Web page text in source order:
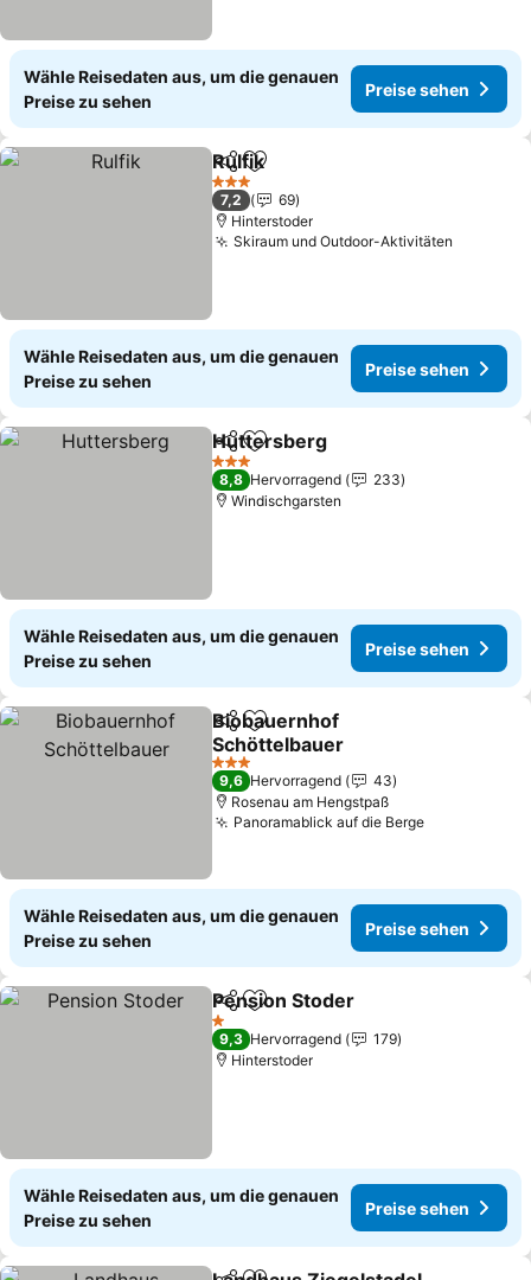
Wähle Reisedaten aus, um die genauen
Preise zu sehen
Preise sehen
TeilenZu Favoriten hinzufügen
Rulfik
3 Sterne
7,2
69
Hinterstoder
Skiraum und Outdoor-Aktivitäten
Wähle Reisedaten aus, um die genauen
Preise zu sehen
Preise sehen
TeilenZu Favoriten hinzufügen
Huttersberg
3 Sterne
8,8 Hervorragend
233
Windischgarsten
Wähle Reisedaten aus, um die genauen
Preise zu sehen
Preise sehen
TeilenZu Favoriten hinzufügen
Biobauernhof
Schöttelbauer
Preise sehen
3 Sterne
9,6 Hervorragend
43
Rosenau am Hengstpaß
Panoramablick auf die BergePreise
Wähle Reisedaten aus, um die genauen
Preise zu sehen
Preise sehen
TeilenZu Favoriten hinzufügen
Pension Stoder
1 Sterne
9,3 Hervorragend
179
Hinterstoder
Wähle Reisedaten aus, um die genauen
Preise zu sehen
Preise sehen